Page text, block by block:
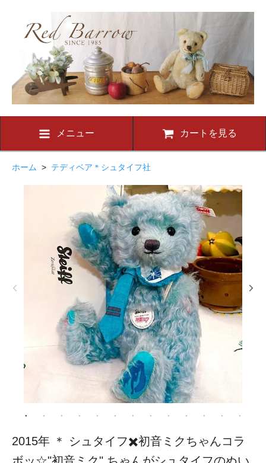
メニュー カートを見る
ホーム > テディベア＊シュタイフ社
2015年 ＊ シュタイフ✖️初音ミクちゃんコラ